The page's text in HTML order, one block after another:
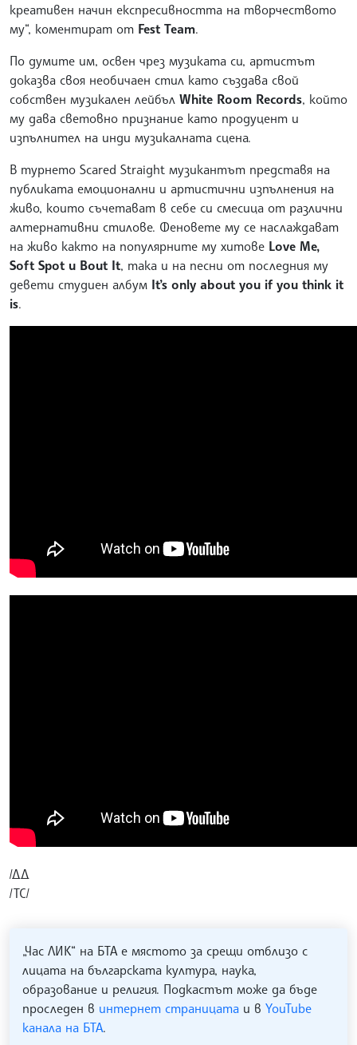
креативен начин експресивността на творчеството
му“, коментират от Fest Team.
По думите им, освен чрез музиката си, артистът
доказва своя необичаен стил като създава свой
собствен музикален лейбъл White Room Records, който
му дава световно признание като продуцент и
изпълнител на инди музикалната сцена.
В турнето Scared Straight музикантът представя на
публиката емоционални и артистични изпълнения на
живо, които съчетават в себе си смесица от различни
алтернативни стилове. Феновете му се наслаждават
на живо както на популярните му хитове Love Me,
Soft Spot и Bout It, така и на песни от последния му
девети студиен албум It’s only about you if you think it
is.
/ДД
/ТС/
„Час ЛИК“ на БТА е мястото за срещи отблизо с
лицата на българската култура, наука,
образование и религия. Подкастът може да бъде
проследен в интернет страницата и в YouTube
канала на БТА.